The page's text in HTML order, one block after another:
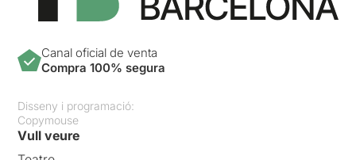
Canal oficial de venta
Compra 100% segura
Disseny i programació:
Copymouse
Vull veure